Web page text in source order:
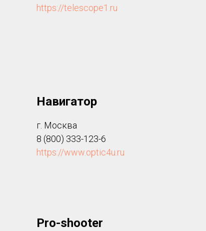
https://telescope1.ru
Навигатор
г. Москва
8 (800) 333-123-6
https://www.optic4u.ru
Pro-shooter